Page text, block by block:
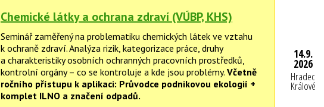
Chemické látky a ochrana zdraví (VÚBP, KHS)
Seminář zaměřený na problematiku chemických látek ve vztahu
k ochraně zdraví. Analýza rizik, kategorizace práce, druhy
a charakteristiky osobních ochranných pracovních prostředků,
kontrolní orgány – co se kontroluje a kde jsou problémy. Včetně
ročního přístupu k aplikaci: Průvodce podnikovou ekologií +
komplet ILNO a značení odpadů.
14.9.
2026
Hradec
Králové